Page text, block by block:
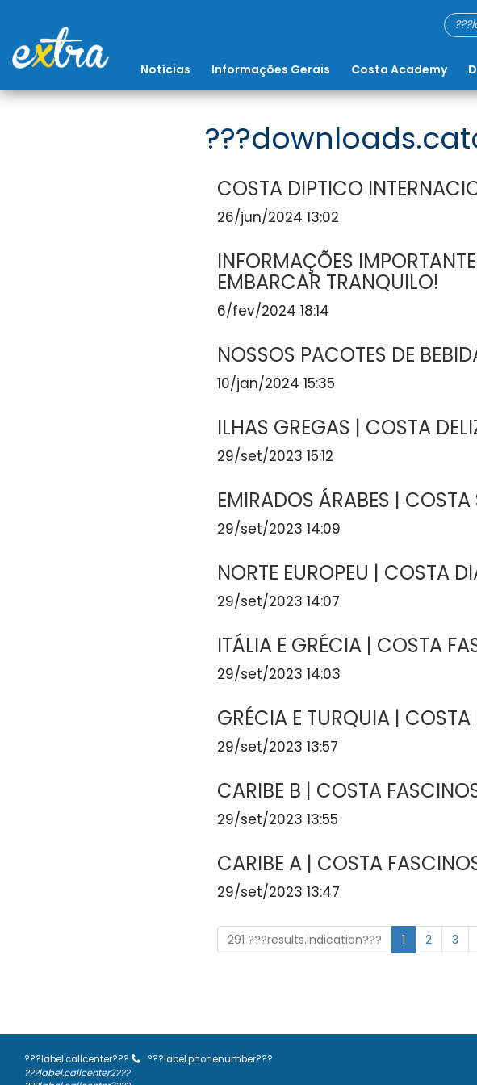
Notícias Informações Gerais Costa Academy
COSTA DIPTICO
26/jun/2024 13:02
INFORMAÇÕES
EMBARCAR TRANQUILO!
6/fev/2024 18:14
NOSSOS PACOTES DE
10/jan/2024 15:35
ILHAS GREGAS | COSTA
29/set/2023 15:12
EMIRADOS ÁRABES |
29/set/2023 14:09
NORTE EUROPEU | COSTA
29/set/2023 14:07
ITÁLIA E GRÉCIA | COSTA
29/set/2023 14:03
GRÉCIA E TURQUIA |
29/set/2023 13:57
CARIBE B | COSTA
29/set/2023 13:55
CARIBE A | COSTA
29/set/2023 13:47
291 ???results.indication??? 1 2 3
???label.callcenter???
???label.phonenumber???
???label.callcenter2???